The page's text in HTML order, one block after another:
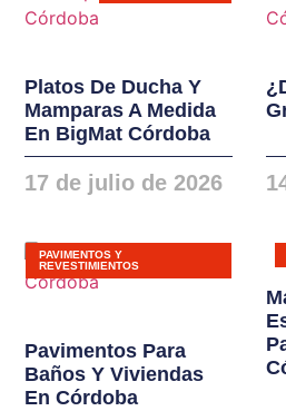
Platos De Ducha Y
Mamparas A Medida
En BigMat Córdoba
17 de julio de 2026
PAVIMENTOS Y
REVESTIMIENTOS
Pavimentos Para
Baños Y Viviendas
En Córdoba